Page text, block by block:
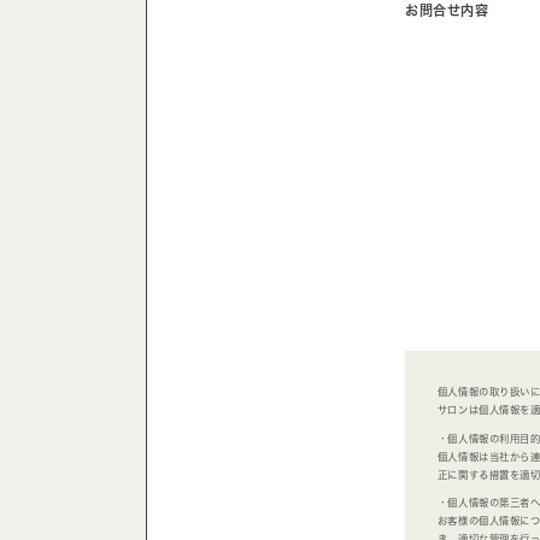
お問合せ内容
個人情報の取り扱い
サロンは個人情報を
・個人情報の利用目的
個人情報は当社から
正に関する措置を適切
・個人情報の第三者
お客様の個人情報に